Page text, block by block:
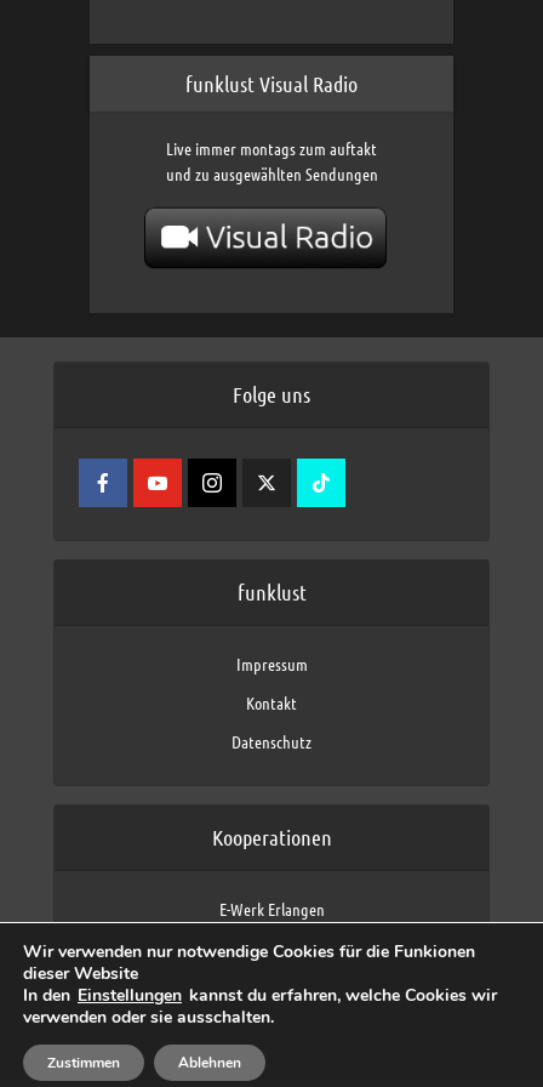
funklust Visual Radio
Live immer montags zum auftakt
und zu ausgewählten Sendungen
Folge uns
funklust
Impressum
Kontakt
Datenschutz
Kooperationen
E-Werk Erlangen
Fraunhofer IIS
max neo (AFK max)
Copyright © 2026 by funklust, FAU
Wir verwenden nur notwendige Cookies für die Funkionen
dieser Website
In den Einstellungen kannst du erfahren, welche Cookies wir
verwenden oder sie ausschalten.
Zustimmen Ablehnen